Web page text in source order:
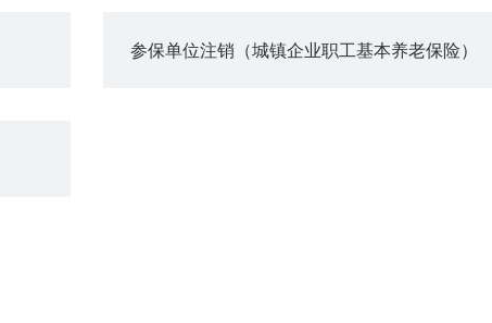
参保单位注销（城镇企业职工基本养老保险）